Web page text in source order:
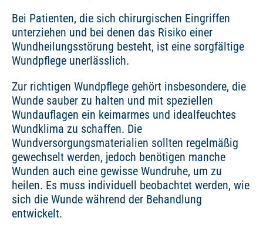
Bei Patienten, die sich chirurgischen Eingriffen
unterziehen und bei denen das Risiko einer
Wundheilungsstörung besteht, ist eine sorgfältige
Wundpflege unerlässlich.
Zur richtigen Wundpflege gehört insbesondere, die
Wunde sauber zu halten und mit speziellen
Wundauflagen ein keimarmes und idealfeuchtes
Wundklima zu schaffen. Die
Wundversorgungsmaterialien sollten regelmäßig
gewechselt werden, jedoch benötigen manche
Wunden auch eine gewisse Wundruhe, um zu
heilen. Es muss individuell beobachtet werden, wie
sich die Wunde während der Behandlung
entwickelt.